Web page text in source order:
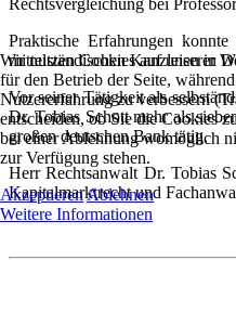
Praktische Erfahrungen
mittelständischen Kanzleien in
Vor seiner Tätigkeit als
Dr. Tobias Schott mehr als
großen deutschen Bank tätig.
Herr Rechtsanwalt Dr. Tobias
Kapitalmarktrecht und
Wir nutzen Cookies auf unserer
für den Betrieb der Seite,
Nutzererfahrung zu verbessern
entscheiden, ob Sie die Cookies
bei einer Ablehnung womöglich
zur Verfügung stehen.
AkzeptierenAblehnen
Weitere Informationen